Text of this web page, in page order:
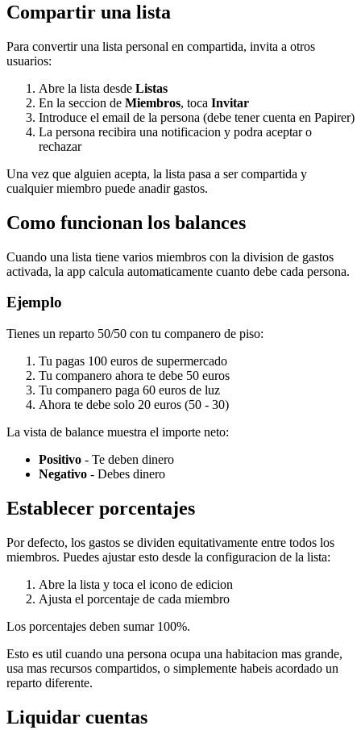
Compartir una lista
Para convertir una lista personal en compartida, invita a otros
usuarios:
Abre la lista desde Listas
En la seccion de Miembros, toca Invitar
Introduce el email de la persona (debe tener cuenta en Papirer)
La persona recibira una notificacion y podra aceptar o
rechazar
Una vez que alguien acepta, la lista pasa a ser compartida y
cualquier miembro puede anadir gastos.
Como funcionan los balances
Cuando una lista tiene varios miembros con la division de gastos
activada, la app calcula automaticamente cuanto debe cada persona.
Ejemplo
Tienes un reparto 50/50 con tu companero de piso:
Tu pagas 100 euros de supermercado
Tu companero ahora te debe 50 euros
Tu companero paga 60 euros de luz
Ahora te debe solo 20 euros (50 - 30)
La vista de balance muestra el importe neto:
Positivo - Te deben dinero
Negativo - Debes dinero
Establecer porcentajes
Por defecto, los gastos se dividen equitativamente entre todos los
miembros. Puedes ajustar esto desde la configuracion de la lista:
Abre la lista y toca el icono de edicion
Ajusta el porcentaje de cada miembro
Los porcentajes deben sumar 100%.
Esto es util cuando una persona ocupa una habitacion mas grande,
usa mas recursos compartidos, o simplemente habeis acordado un
reparto diferente.
Liquidar cuentas